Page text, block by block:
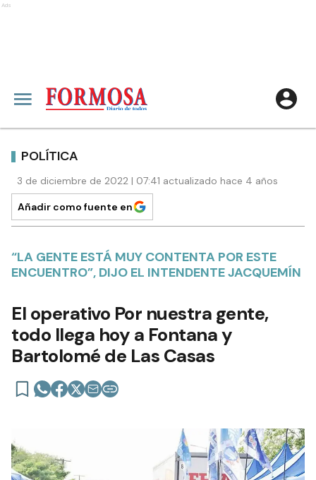
Ads
POLÍTICA
3 de diciembre de 2022 | 07:41 actualizado hace 4 años
Añadir como fuente en
“LA GENTE ESTÁ MUY CONTENTA POR ESTE
ENCUENTRO”, DIJO EL INTENDENTE JACQUEMÍN
El operativo Por nuestra gente,
todo llega hoy a Fontana y
Bartolomé de Las Casas